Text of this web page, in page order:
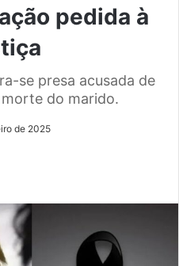
pedida à
se presa acusada de
do marido.
de 2025